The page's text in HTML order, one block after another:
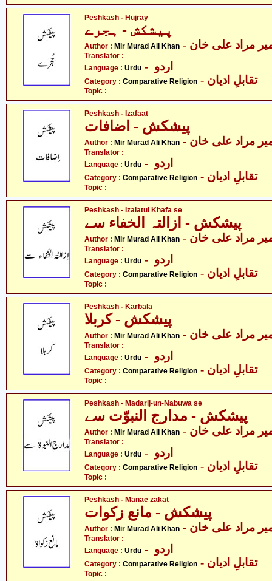
Peshkash - Hujray
پیشکش - ہجرے
Author : Mir Murad Ali Khan میر مراد علی خان
Translator :
Language : Urdu
Category : Comparative Religion - تقابلِ ادیان
Topic :
Peshkash - Izafaat
پیشکش - اضافات
Author : Mir Murad Ali Khan میر مراد علی خان
Translator :
Language : Urdu
Category : Comparative Religion - تقابلِ ادیان
Topic :
Peshkash - Izalatul Khafa se
پیشکش - ازالتہ الخفاء سے
Author : Mir Murad Ali Khan میر مراد علی خان
Translator :
Language : Urdu
Category : Comparative Religion - تقابلِ ادیان
Topic :
Peshkash - Karbala
پیشکش - کربلا
Author : Mir Murad Ali Khan میر مراد علی خان
Translator :
Language : Urdu
Category : Comparative Religion - تقابلِ ادیان
Topic :
Peshkash - Madarij-un-Nabuwa se
پیشکش - مدارج النبوّت سے
Author : Mir Murad Ali Khan میر مراد علی خان
Translator :
Language : Urdu
Category : Comparative Religion - تقابلِ ادیان
Topic :
Peshkash - Manae zakat
پیشکش - مانع زکوات
Author : Mir Murad Ali Khan میر مراد علی خان
Translator :
Language : Urdu
Category : Comparative Religion - تقابلِ ادیان
Topic :